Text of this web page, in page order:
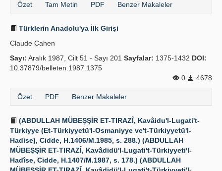
Özet Tam Metin PDF Benzer Makaleler
Türklerin Anadolu'ya İlk Girişi
Claude Cahen
Sayı: Aralık 1987, Cilt 51 - Sayı 201 Sayfalar: 1375-1432 DOI:
10.37879/belleten.1987.1375
0
4678
Özet PDF Benzer Makaleler
(ABDULLAH MÜBEŞŞİR ET-TIRAZÎ, Kavâidu'l-Lugati't-
Türkiyye (Et-Türkiyyetü'l-Osmaniyye ve't-Türkiyyetü'l-
Hadise), Cidde, H.1406/M.1985, s. 288.) (ABDULLAH
MÜBEŞŞİR ET-TIRAZÎ, Kavâdidü'l-Lugati't-Türkiyyeti'l-
Hadîse, Cidde, H.1407/M.1987, s. 178.) (ABDULLAH